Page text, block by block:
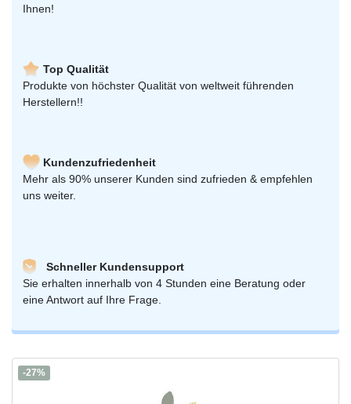
Ihnen!
Top Qualität
Produkte von höchster Qualität von weltweit führenden
Herstellern!!
Kundenzufriedenheit
Mehr als 90% unserer Kunden sind zufrieden & empfehlen
uns weiter.
Schneller Kundensupport
Sie erhalten innerhalb von 4 Stunden eine Beratung oder
eine Antwort auf Ihre Frage.
-27%